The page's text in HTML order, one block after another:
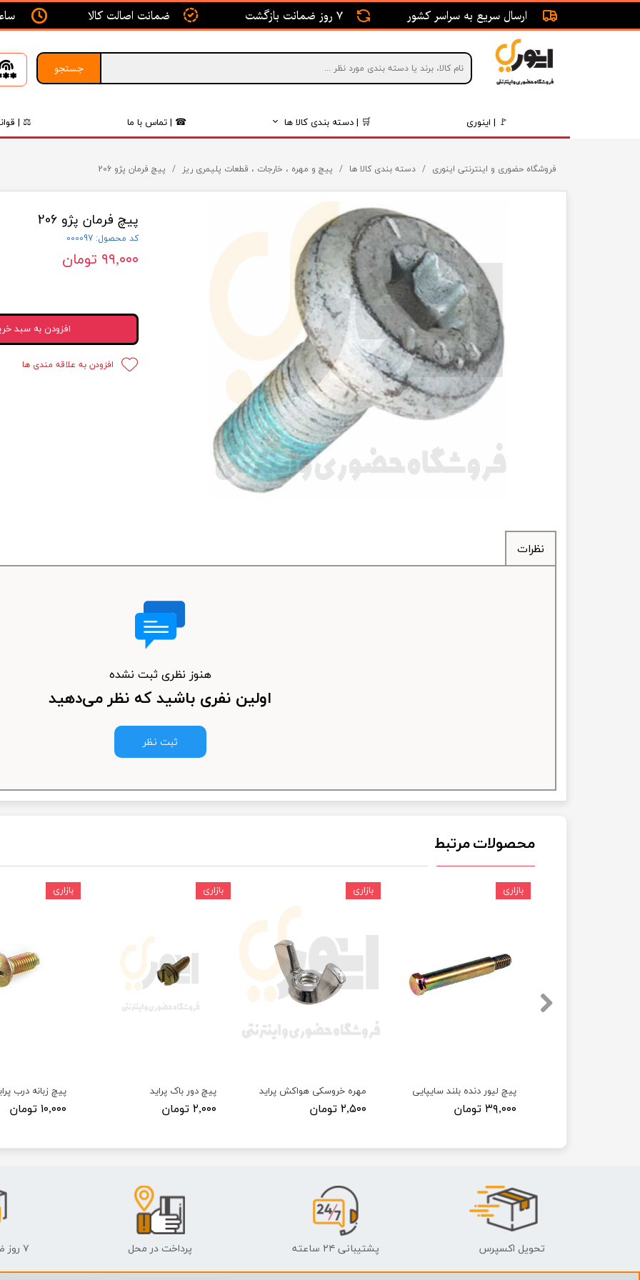
جستجو
🚩 | اینوری 🛒 | دسته بندی کالا ها
موتور و اگزوز
برقی و الکتریکی
رینگ و لاستیک
روغن و فیلتر
قطعات داخلی
انتقال قدرت
فرمان، جلوبندی و ترمز
لوازم جانبی و اسپرت
بلبرینگ ماشین
کاسه نمد ماشین
☎ | تماس با ما ⚖ |
ارسال سریع به سراسر کشور 7 روز ضمانت بازگشت ضمانت اصالت کالا
فروشگاه حضوری و اینترنتی اینوری دسته بندی کالا ها پیچ و مهره ، خارجات ، قطعات پلیمری ریز پیچ فرمان پژو 206
پیچ فرمان پژو 206
کد محصول: 000097
۹۹,۰۰۰ تومان
افزودن به سبد
افزودن به علاقه مندی ها
نظرات
هنوز نظری ثبت نشده
اولین نفری باشید که نظر می‌دهید
ثبت نظر
محصولات مرتبط
پیچ زبانه درب
۱۰,۰۰۰ تومان
بازاری
پیچ دور باک پراید
۲,۰۰۰ تومان
بازاری
مهره خروسکی هواکش پراید
۲,۵۰۰ تومان
بازاری
پیچ لیور دنده بلند سایپایی
۳۹,۰۰۰ تومان
بازاری
تحویل اکسپرس پشتیبانی ۲۴ ساعته پرداخت در محل ۷ روز ضمانت بازگشت